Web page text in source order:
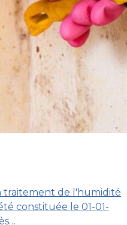
traitement de l'humidité
constituée le 01-01-